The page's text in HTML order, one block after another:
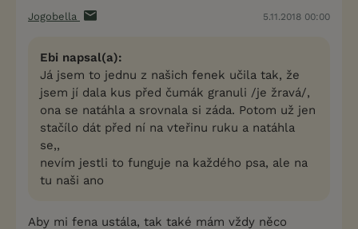
Jogobella 5.11.2018 00:00
Ebi napsal(a):
Já jsem to jednu z našich fenek učila tak, že
jsem jí dala kus před čumák granuli /je žravá/,
ona se natáhla a srovnala si záda. Potom už jen
stačílo dát před ní na vteřinu ruku a natáhla
se,,
nevím jestli to funguje na každého psa, ale na
tu naši ano
Aby mi fena ustála, tak také mám vždy něco